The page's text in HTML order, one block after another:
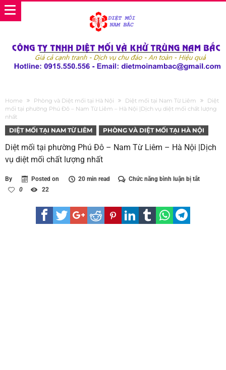
Home Phòng và Diệt mối tại Hà Nội Diệt mối tại Nam Từ Liêm
Diệt
mối tại phường Phú Đô – Nam Từ Liêm – Hà Nội |Dịch vụ diệt mối chất lượng
nhất
DIỆT MỐI TẠI NAM TỪ LIÊM PHÒNG VÀ DIỆT MỐI TẠI HÀ NỘI
Diệt mối tại phường Phú Đô – Nam Từ Liêm – Hà Nội |Dịch
vụ diệt mối chất lượng nhất
By Posted on 20 min read Chức năng bình luận bị tắtở
0 22